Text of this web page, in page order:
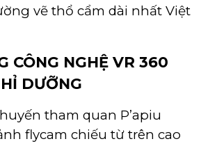
vẽ thổ cẩm dài nhất Việt
CÔNG NGHỆ VR 360
DƯỠNG
tham quan P’apiu
flycam chiếu từ trên cao